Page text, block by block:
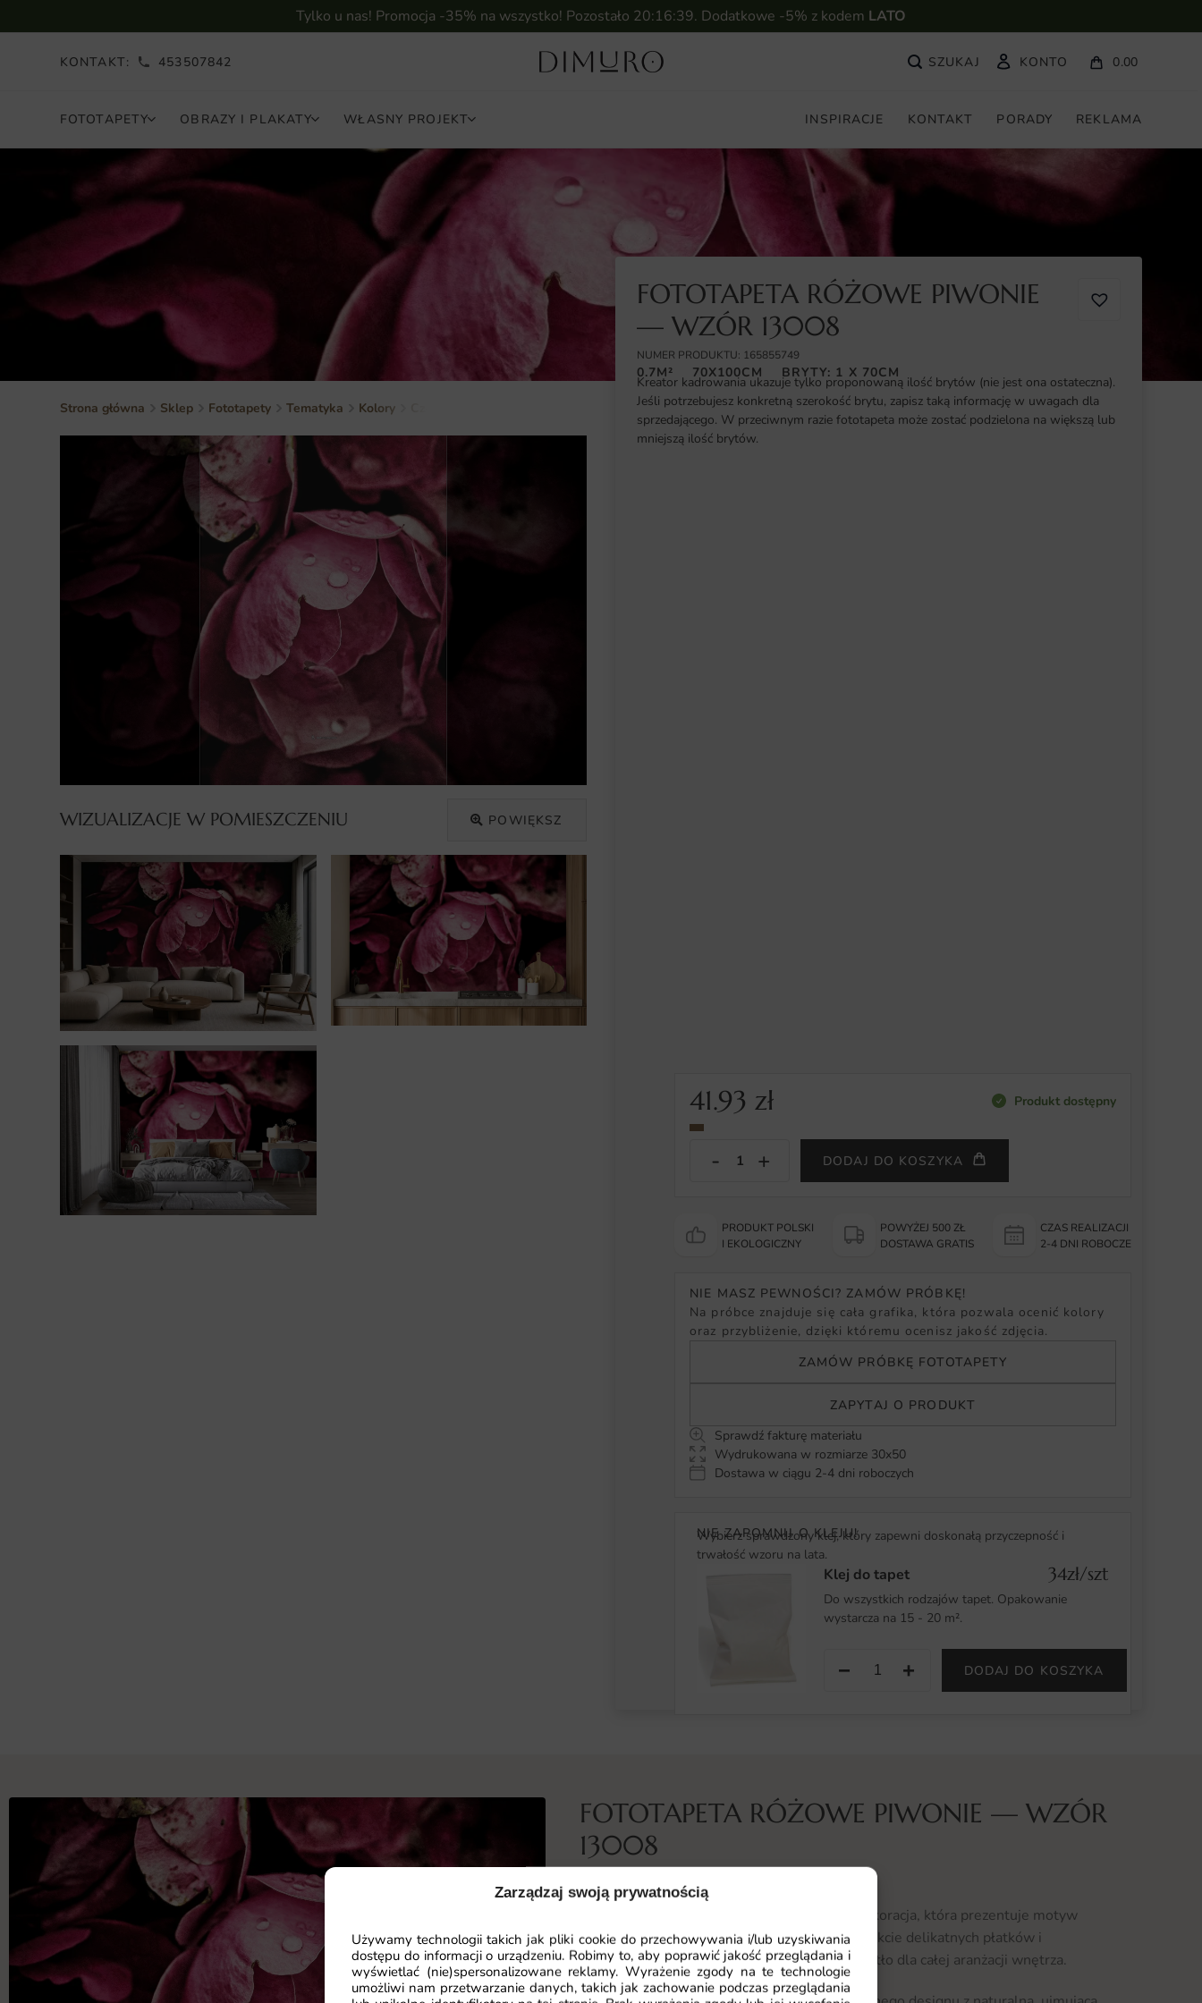
Zarządzaj swoją prywatnością
Używamy technologii takich jak pliki cookie do przechowywania i/lub uzyskiwania
dostępu do informacji o urządzeniu. Robimy to, aby poprawić jakość przeglądania i
wyświetlać (nie)spersonalizowane reklamy. Wyrażenie zgody na te technologie
umożliwi nam przetwarzanie danych, takich jak zachowanie podczas przeglądania
Tylko u nas! Promocja -35% na wszystko! Pozostało 20:16:38. Dodatkowe -5% z kodem LATO
KONTAKT: 453507842 KONTO 0.00
FOTOTAPETY OBRAZY I PLAKATY WŁASNY PROJEKT INSPIRACJE KONTAKT PORADY REKLAMA
Strona główna Sklep Fototapety Tematyka Kolory
WIZUALIZACJE W POMIESZCZENIU POWIĘKSZ
FOTOTAPETA RÓŻOWE PIWONIE
— WZÓR 13008
NUMER PRODUKTU: 165855749
0.7M² 70X100CM BRYTY: 1 X 70CM
Kreator kadrowania ukazuje tylko proponowaną ilość brytów (nie jest ona ostateczna).
Jeśli potrzebujesz konkretną szerokość brytu, zapisz taką informację w uwagach dla
sprzedającego. W przeciwnym razie fototapeta może zostać podzielona na większą lub
mniejszą ilość brytów.
41.93zł Produkt dostępny
DODAJ DO KOSZYKA
PRODUKT POLSKI
I EKOLOGICZNY
POWYŻEJ 500 ZŁ
DOSTAWA GRATIS
CZAS REALIZACJI
2-4 DNI ROBOCZE
NIE MASZ PEWNOŚCI? ZAMÓW PRÓBKĘ!
Na próbce znajduje się cała grafika, która pozwala ocenić kolory
oraz przybliżenie, dzięki któremu ocenisz jakość zdjęcia.
ZAMÓW PRÓBKĘ FOTOTAPETY
ZAPYTAJ O PRODUKT
Sprawdź fakturę materiału
Wydrukowana w rozmiarze 30x50
Dostawa w ciągu 2-4 dni roboczych
NIE ZAPOMNIJ O KLEJU!
Wybierz sprawdzony klej, który zapewni doskonałą przyczepność i
trwałość wzoru na lata.
Klej do tapet 34zł/szt
Do wszystkich rodzajów tapet. Opakowanie
wystarcza na 15 - 20 m².
− + DODAJ DO KOSZYKA
FOTOTAPETA RÓŻOWE PIWONIE — WZÓR
13008
Co przedstawia ta fototapeta
Fototapeta Fototapeta Różowe Piwonie to dekoracja, która prezentuje motyw
bujnych piwonii. Kompozycja oparta jest na efekcie delikatnych płatków i
nasyconych barw, co tworzy spójne, wyraziste tło dla całej aranżacji wnętrza.